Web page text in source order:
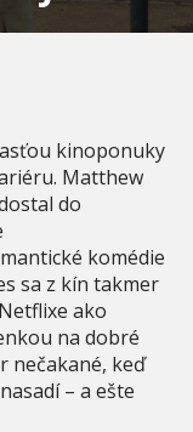
kinoponuky
Matthew
do
komédie
sa z kín takmer
ako
na dobré
nečakané, keď
– a ešte